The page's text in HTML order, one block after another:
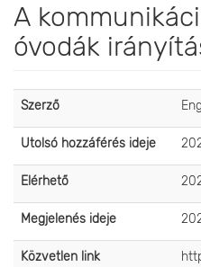
A
óvodák
Szerző
Utolsó hozzáférés ideje
Elérhető
Megjelenés ideje
Közvetlen link